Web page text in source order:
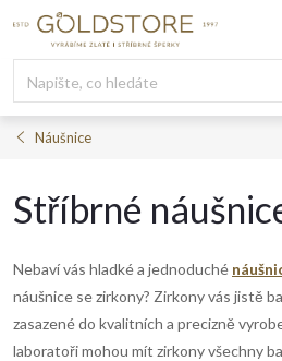
Náušnice
Stříbrné
Nebaví vás hladké a jednoduché
náušnice se zirkony? Zirkony vás jistě
zasazené do kvalitních a precizně
laboratoři mohou mít zirkony všechny